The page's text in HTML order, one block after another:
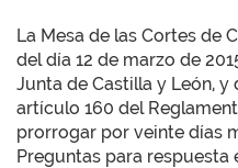
La Mesa de las Cortes de
del día 12 de marzo de
Junta de Castilla y León,
artículo 160 del
prorrogar por veinte días
Preguntas para respuesta